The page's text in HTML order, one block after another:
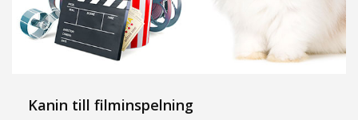
Kanin till filminspelning